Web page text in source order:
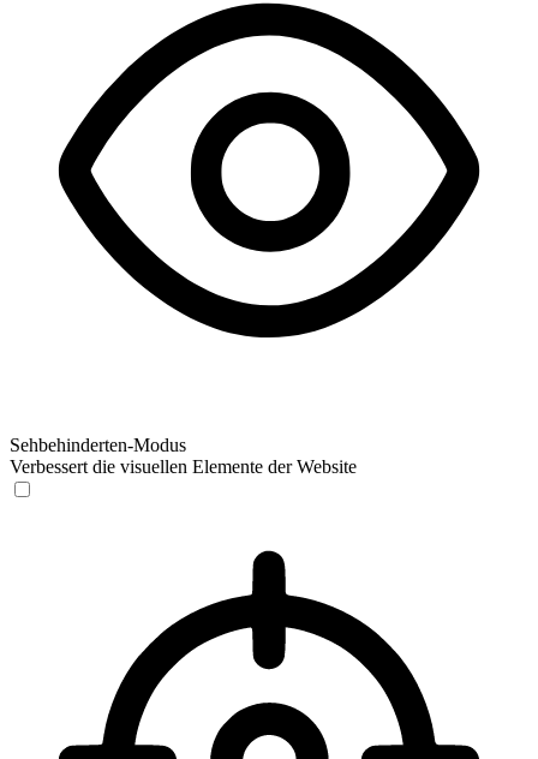
Sehbehinderten-Modus
Verbessert die visuellen Elemente der Website